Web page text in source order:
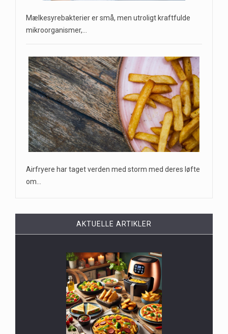
Mælkesyrebakterier er små, men utroligt kraftfulde
mikroorganismer,…
Airfryere har taget verden med storm med deres løfte
om…
AKTUELLE ARTIKLER